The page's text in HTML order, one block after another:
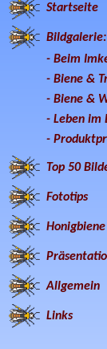
Startseite
Bildgalerie:
- Beim
- Biene &
- Biene &
- Leben im
-
Top 50
Fototips
Honigbiene
Allgemein
Links